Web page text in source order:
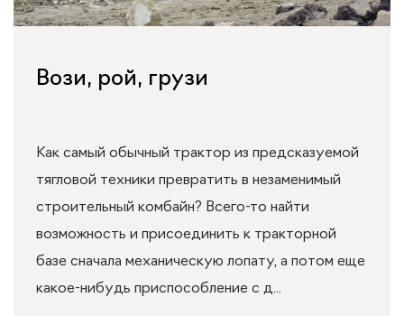
Вози, рой, грузи
Как самый обычный трактор из предсказуемой
тягловой техники превратить в незаменимый
строительный комбайн? Всего-то найти
возможность и присоединить к тракторной
базе сначала механическую лопату, а потом еще
какое-нибудь приспособление с д...